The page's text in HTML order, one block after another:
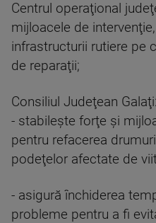
Centrul operaţional
mijloacele de
infrastructurii rutiere pe
de reparaţii;
Consiliul Judeţean Galaţi:
- stabileşte forţe şi
pentru refacerea
podeţelor afectate de
- asigură închiderea
probleme pentru a fi